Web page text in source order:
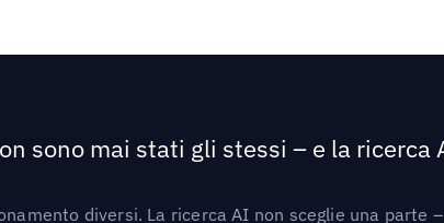
sono mai stati gli stessi – e la ricerca
diversi. La ricerca AI non sceglie una parte